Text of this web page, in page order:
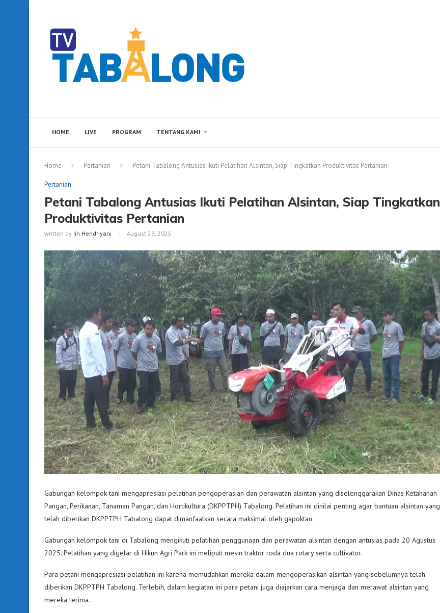
HOME LIVE PROGRAM TENTANG KAMI
Home Pertanian Petani Tabalong Antusias Ikuti Pelatihan Alsintan, Siap Tingkatkan Produktivitas Pertanian
Pertanian
Petani Tabalong Antusias Ikuti Pelatihan Alsintan, Siap Tingkatkan
Produktivitas Pertanian
written by Iin Hendriyani August 23, 2025
Gabungan kelompok tani mengapresiasi pelatihan pengoperasian dan perawatan alsintan yang diselenggarakan Dinas Ketahanan
Pangan, Perikanan, Tanaman Pangan, dan Hortikultura (DKPPTPH) Tabalong. Pelatihan ini dinilai penting agar bantuan alsintan yang
telah diberikan DKPPTPH Tabalong dapat dimanfaatkan secara maksimal oleh gapoktan.
Gabungan kelompok tani di Tabalong mengikuti pelatihan penggunaan dan perawatan alsintan dengan antusias pada 20 Agustus
2025. Pelatihan yang digelar di Hikun Agri Park ini meliputi mesin traktor roda dua rotary serta cultivator.
Para petani mengapresiasi pelatihan ini karena memudahkan mereka dalam mengoperasikan alsintan yang sebelumnya telah
diberikan DKPPTPH Tabalong. Terlebih, dalam kegiatan ini para petani juga diajarkan cara menjaga dan merawat alsintan yang
mereka terima.